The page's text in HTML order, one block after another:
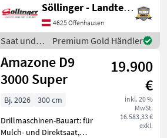
Einscheibenschare,
Extrastriegel,
Fahrgassenschaltung
Amazone D9 3000 Spezial +
Amalog+ (Computer für
Hektarzähler,
Söllinger - Landtechnik GmbH
4625 Offenhausen
Saat und
Pflege /
Amazone
Premium Gold Händler
Amazone D9
3000 Super
19.900
€
inkl. 20 %
MwSt.
16.583,33 €
exkl.
Bj. 2026
300 cm
Drillmaschinen-Bauart: für
Mulch- und Direktsaat,